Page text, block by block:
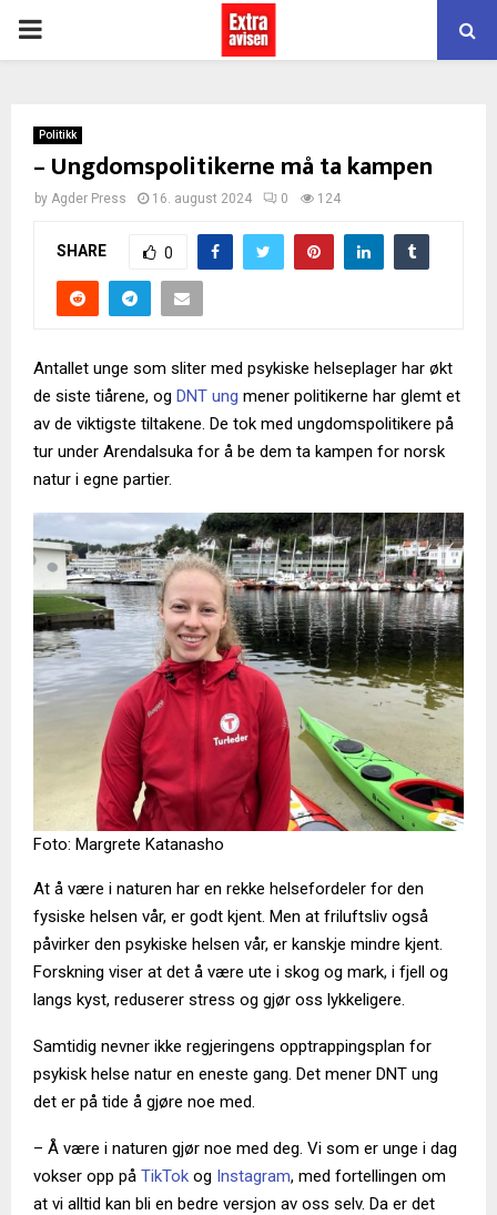
PRIMARY
Politikk
– Ungdomspolitikerne må ta kampen
by Agder Press 16. august 2024 0 124
SHARE 0
Antallet unge som sliter med psykiske helseplager har økt
de siste tiårene, og DNT ung mener politikerne har glemt et
av de viktigste tiltakene. De tok med ungdomspolitikere på
tur under Arendalsuka for å be dem ta kampen for norsk
natur i egne partier.
Foto: Margrete Katanasho
At å være i naturen har en rekke helsefordeler for den
fysiske helsen vår, er godt kjent. Men at friluftsliv også
påvirker den psykiske helsen vår, er kanskje mindre kjent.
Forskning viser at det å være ute i skog og mark, i fjell og
langs kyst, reduserer stress og gjør oss lykkeligere.
Samtidig nevner ikke regjeringens opptrappingsplan for
psykisk helse natur en eneste gang. Det mener DNT ung
det er på tide å gjøre noe med.
– Å være i naturen gjør noe med deg. Vi som er unge i dag
vokser opp på TikTok og Instagram, med fortellingen om
at vi alltid kan bli en bedre versjon av oss selv. Da er det